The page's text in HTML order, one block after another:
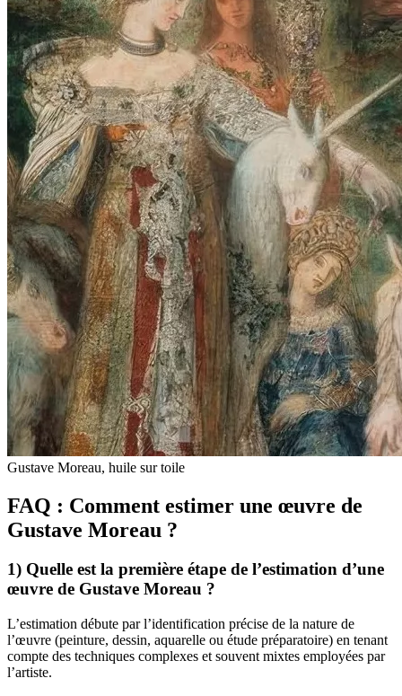
Gustave Moreau, huile sur toile
FAQ : Comment estimer une œuvre de
Gustave Moreau ?
1) Quelle est la première étape de l’estimation d’une
œuvre de Gustave Moreau ?
L’estimation débute par l’identification précise de la nature de
l’œuvre (peinture, dessin, aquarelle ou étude préparatoire) en tenant
compte des techniques complexes et souvent mixtes employées par
l’artiste.